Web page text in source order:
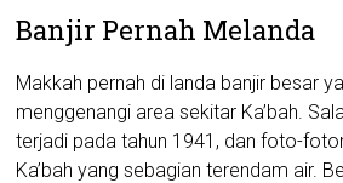
Banjir Pernah Melanda
Makkah pernah di landa banjir besar
menggenangi area sekitar Ka’bah.
terjadi pada tahun 1941, dan foto-
Ka’bah yang sebagian terendam air.